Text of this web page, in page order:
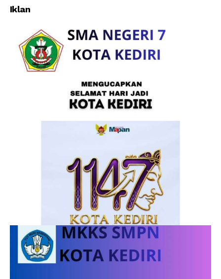
Iklan